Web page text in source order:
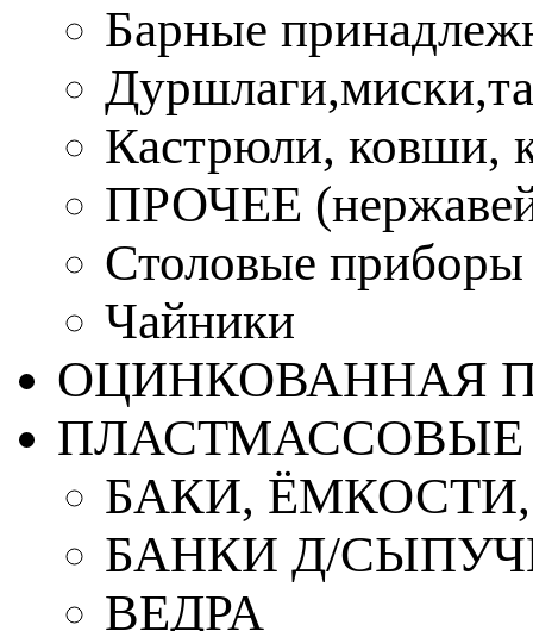
Барные
Кастрюли, ковши,
ПРОЧЕЕ
Столовые приборы
Чайники
ОЦИНКОВАННАЯ
ПЛАСТМАССОВЫЕ
БАКИ,
БАНКИ Д/
ВЕДРА